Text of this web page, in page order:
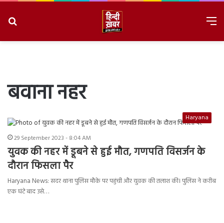
बवाना नहर
Haryana
29 September 2023 - 8:04 AM
युवक की नहर में डूबने से हुई मौत, गणपति विसर्जन के
दौरान फिसला पैर
Haryana News: सदर थाना पुलिस मौके पर पहुंची और युवक की तलाश की। पुलिस ने करीब
एक घंटे बाद उसे…